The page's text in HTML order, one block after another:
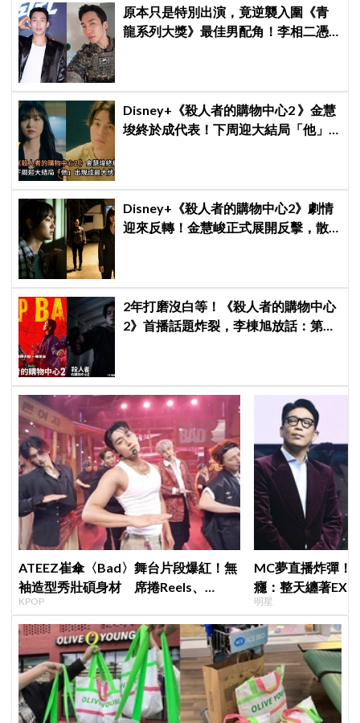
原本只是特別出演，竟逆襲入圍《青
龍系列大獎》最佳男配角！李相二憑
Disney+《殺人者的購物中心2 》金慧
埈終於成代表！下周迎大結局「他」
Disney+《殺人者的購物中心2》劇情
迎來反轉！金慧峻正式展開反擊，散
2年打磨沒白等！《殺人者的購物中心
2》首播話題炸裂，李棟旭放話：第三
ATEEZ崔傘〈Bad〉舞台片段爆紅！無
袖造型秀壯碩身材 席捲Reels、
Shorts演算法
KPOP
MC夢直播炸彈！
癮：整天纏著
「伯賢啊，男人
明星